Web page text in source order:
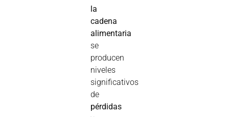
la
cadena
alimentaria
se
producen
niveles
significativos
de
pérdidas